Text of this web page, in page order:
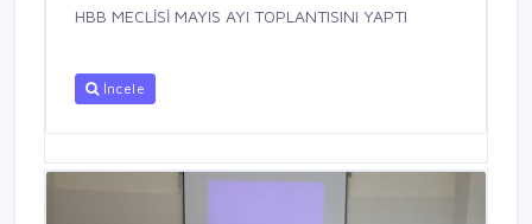
HBB MECLİSİ MAYIS AYI TOPLANTISINI YAPTI
İncele